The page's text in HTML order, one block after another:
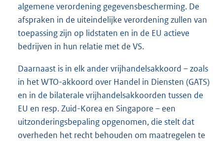
algemene verordening gegevensbescherming. De
afspraken in de uiteindelijke verordening zullen van
toepassing zijn op lidstaten en in de EU actieve
bedrijven in hun relatie met de VS.
Daarnaast is in elk ander vrijhandelsakkoord – zoals
in het WTO-akkoord over Handel in Diensten (GATS)
en in de bilaterale vrijhandelsakkoorden tussen de
EU en resp. Zuid-Korea en Singapore – een
uitzonderingsbepaling opgenomen, die stelt dat
overheden het recht behouden om maatregelen te